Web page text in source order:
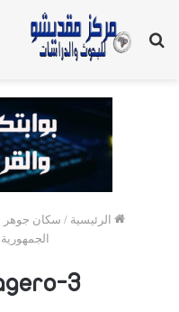
بحث
الرئيسية / سكان جوهر
الجمهورية
3